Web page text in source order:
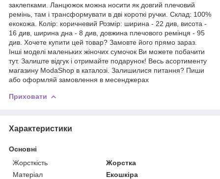
заклепками. Ланцюжок можна носити як довгий плечовий
ремінь, там і трансформувати в дві короткі ручки. Склад: 100%
екокожа. Колір: коричневий Розмір: ширина - 22 див, висота -
16 див, ширина дна - 8 див, довжина плечового ремінця - 95
див. Хочете купити цей товар? Замовте його прямо зараз.
Інші моделі маленьких жіночих сумочок Ви можете побачити
тут. Залиште відгук і отримайте подарунок! Весь асортименту
магазину ModaShop в каталозі. Залишилися питання? Пиши
або оформляй замовлення в месенджерах
Приховати
Характеристики
Основні
Жорсткість
Жорстка
Матеріал
Екошкіра